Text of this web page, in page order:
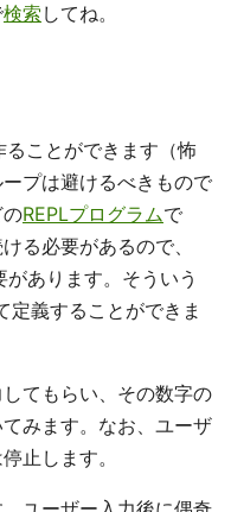
検索 してね。
ことができます（怖
プは避けるべきもので
REPLプログラムで
る必要があるので、
あります。そういう
義することができま
てもらい、その数字の
みます。なお、ユーザ
止します。